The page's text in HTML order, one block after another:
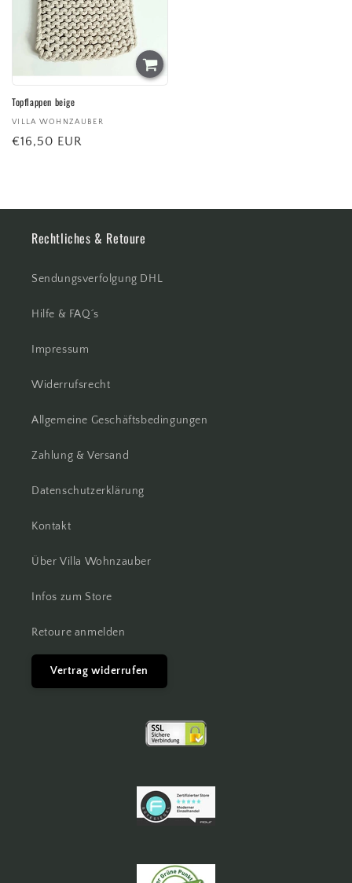
Topflappen beige
Anbieter:
VILLA WOHNZAUBER
Normaler
€16,50 EUR
Rechtliches & Retoure
Sendungsverfolgung DHL
Hilfe & FAQ´s
Impressum
Widerrufsrecht
Allgemeine Geschäftsbedingungen
Zahlung & Versand
Datenschutzerklärung
Kontakt
Über Villa Wohnzauber
Infos zum Store
Retoure anmelden
Vertrag widerrufen